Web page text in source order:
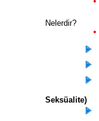
Nelerdir?
Seksüalite)